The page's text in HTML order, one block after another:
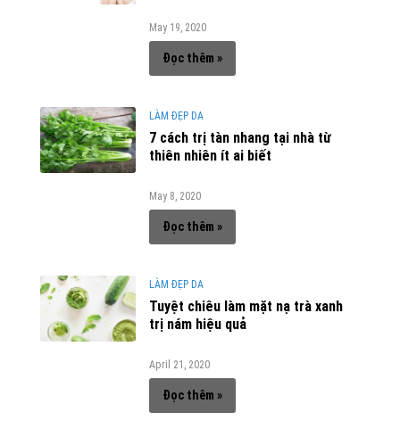
May 19, 2020
Đọc thêm »
LÀM ĐẸP DA
7 cách trị tàn nhang tại nhà từ
thiên nhiên ít ai biết
May 8, 2020
Đọc thêm »
LÀM ĐẸP DA
Tuyệt chiêu làm mặt nạ trà xanh
trị nám hiệu quả
April 21, 2020
Đọc thêm »